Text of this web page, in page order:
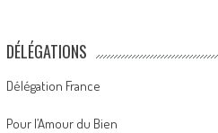
DÉLÉGATIONS
Délégation France
Pour l’Amour du Bien